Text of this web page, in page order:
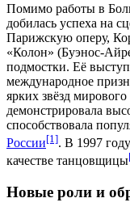
Помимо работы в
добилась успеха на
Парижскую оперу,
«Колон» (Буэнос-
подмостки. Её
международное
ярких звёзд мирового
демонстрировала
способствовала
России[1]. В 1997 году
качестве танцовщицы
Новые роли и